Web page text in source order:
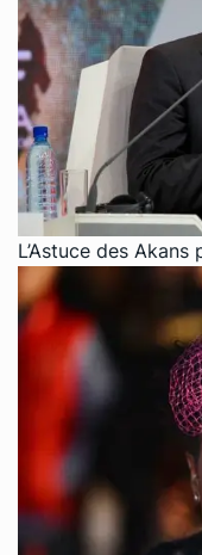
L’Astuce des